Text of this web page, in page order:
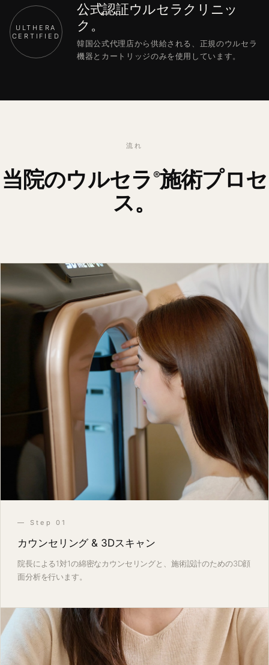
ULTHERA
CERTIFIED
公式認証ウルセラクリニッ
ク。
韓国公式代理店から供給される、正規のウルセラ
機器とカートリッジのみを使用しています。
流れ
当院のウルセラ ®施術プロセ
ス。
— Step 01
カウンセリング & 3Dスキャン
院長による1対1の綿密なカウンセリングと、施術設計のための3D顔
面分析を行います。